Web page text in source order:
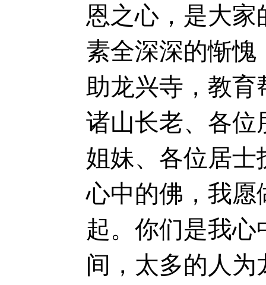
恩之心，是大
素全深深的惭
助龙兴寺，教育
诸山长老、各位
姐妹、各位居
心中的佛，我愿
起。你们是我
间，太多的人